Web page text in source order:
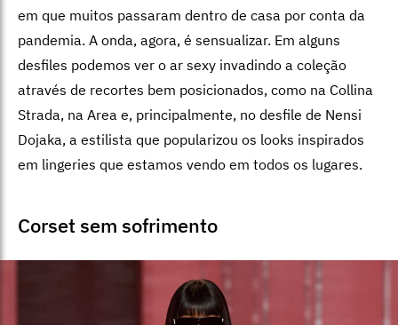
em que muitos passaram dentro de casa por conta da
pandemia. A onda, agora, é sensualizar. Em alguns
desfiles podemos ver o ar sexy invadindo a coleção
através de recortes bem posicionados, como na Collina
Strada, na Area e, principalmente, no desfile de Nensi
Dojaka, a estilista que popularizou os looks inspirados
em lingeries que estamos vendo em todos os lugares.
Corset sem sofrimento